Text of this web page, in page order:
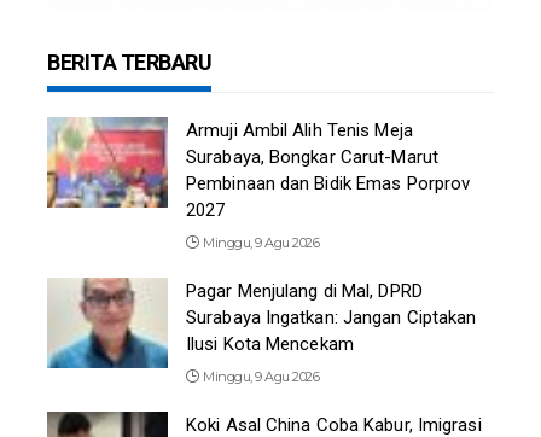
BERITA TERBARU
Armuji Ambil Alih Tenis Meja
Surabaya, Bongkar Carut-Marut
Pembinaan dan Bidik Emas Porprov
2027
Minggu, 9 Agu 2026
Pagar Menjulang di Mal, DPRD
Surabaya Ingatkan: Jangan Ciptakan
Ilusi Kota Mencekam
Minggu, 9 Agu 2026
Koki Asal China Coba Kabur, Imigrasi